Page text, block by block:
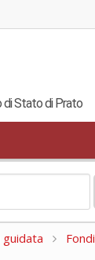
di Stato di Prato
guidata Fondi